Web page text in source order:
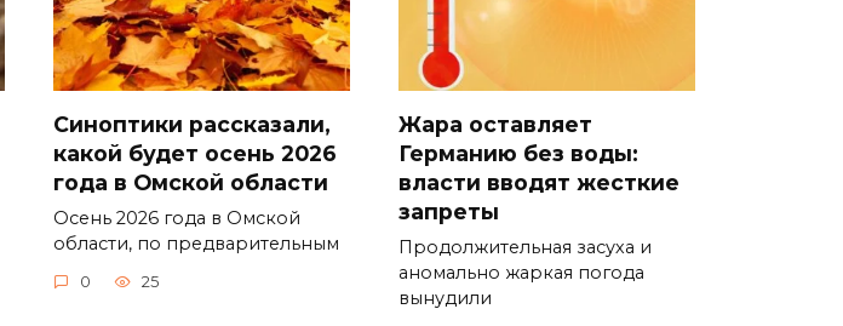
Синоптики рассказали,
какой будет осень 2026
года в Омской области
Осень 2026 года в Омской
области, по предварительным
0 25
Жара оставляет
Германию без воды:
власти вводят жесткие
запреты
Продолжительная засуха и
аномально жаркая погода
вынудили